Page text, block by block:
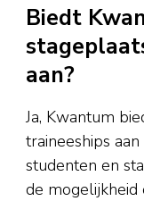
Biedt
aan?
Ja, Kwantum
traineeships
studenten en
de